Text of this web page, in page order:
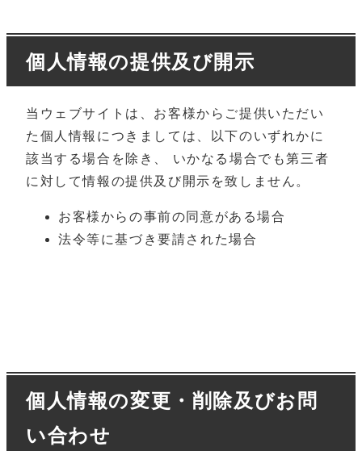
個人情報の提供及び開示
当ウェブサイトは、お客様からご提供いただい
た個人情報につきましては、以下のいずれかに
該当する場合を除き、 いかなる場合でも第三者
に対して情報の提供及び開示を致しません。
お客様からの事前の同意がある場合
法令等に基づき要請された場合
個人情報の変更・削除及びお問
い合わせ